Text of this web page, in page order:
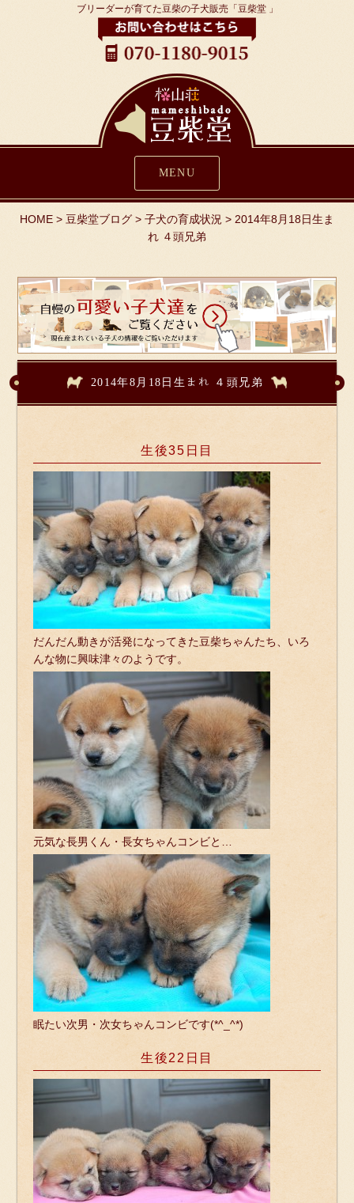
ブリーダーが育てた豆柴の子犬販売「豆柴堂 」
MENU
HOME > 豆柴堂ブログ > 子犬の育成状況 > 2014年8月18日生ま
れ ４頭兄弟
2014年8月18日生まれ ４頭兄弟
生後35日目
だんだん動きが活発になってきた豆柴ちゃんたち、いろ
んな物に興味津々のようです。
元気な長男くん・長女ちゃんコンビと…
眠たい次男・次女ちゃんコンビです(*^_^*)
生後22日目